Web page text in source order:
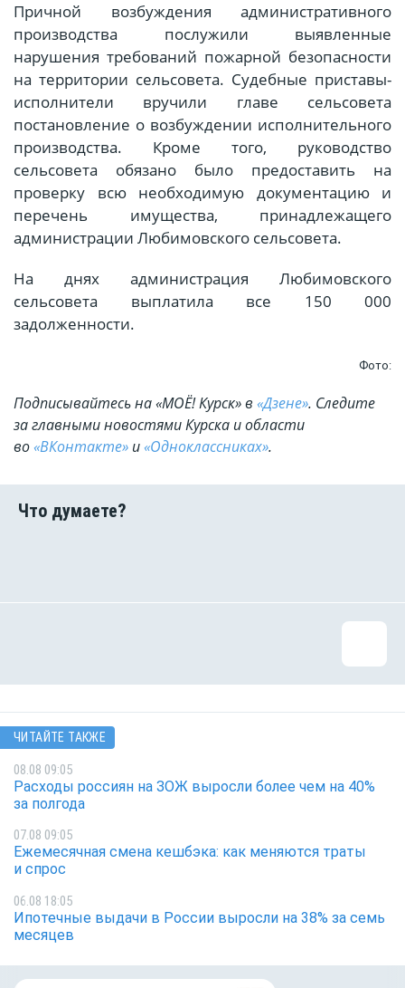
Причной возбуждения административного
производства послужили выявленные
нарушения требований пожарной безопасности
на территории сельсовета. Судебные приставы-
исполнители вручили главе сельсовета
постановление о возбуждении исполнительного
производства. Кроме того, руководство
сельсовета обязано было предоставить на
проверку всю необходимую документацию и
перечень имущества, принадлежащего
администрации Любимовского сельсовета.
На днях администрация Любимовского
сельсовета выплатила все 150 000
задолженности.
Фото:
Подписывайтесь на «МОЁ! Курск» в «Дзене». Cледите
за главными новостями Курска и области
во«ВКонтакте» и«Одноклассниках».
ЧИТАЙТЕ ТАКЖЕ
08.08 09:05
Расходы россиян на ЗОЖ выросли более чем на 40%
за полгода
07.08 09:05
Ежемесячная смена кешбэка: как меняются траты
и спрос
06.08 18:05
Ипотечные выдачи в России выросли на 38% за семь
месяцев